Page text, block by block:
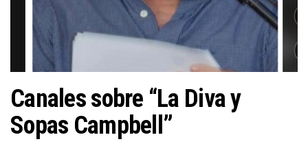
Canales sobre “La Diva y
Sopas Campbell”